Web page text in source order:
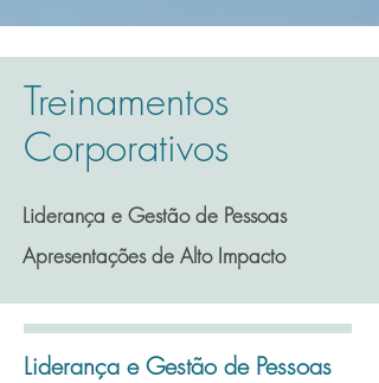
Treinamentos
Corporativos
Liderança e Gestão de Pessoas
Apresentações de Alto Impacto
Liderança e Gestão de Pessoas